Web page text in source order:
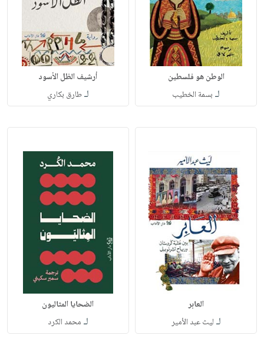
الوطن هو فلسطين
لـ بسمة الخطيب
أرشيف الظل الأسود
لـطارق بكاري
العابر
لـ ليث عبد الأمير
الضحايا المثاليون
لـ محمد الكرد